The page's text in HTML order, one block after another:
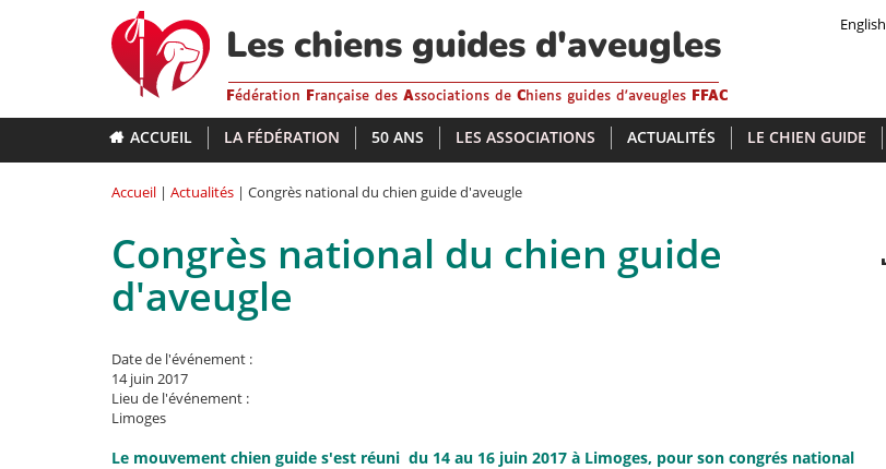
Les chiens guides d'aveugles
Fédération Française des Associations de Chiens guides d'aveugles FFAC
English
ACCUEIL LA FÉDÉRATION 50 ANS LES ASSOCIATIONS ACTUALITÉS LE CHIEN GUIDE
Accueil | Actualités | Congrès national du chien guide d'aveugle
Congrès national du chien guide
d'aveugle
Date de l'événement :
14 juin 2017
Lieu de l'événement :
Limoges
Le mouvement chien guide s'est réuni du 14 au 16 juin 2017 à Limoges, pour son congrés national